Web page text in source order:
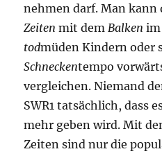
nehmen darf. Man kann
Zeiten mit dem Balken im
todmüden Kindern oder
Schneckentempo
vergleichen. Niemand
SWR1 tatsächlich, dass
mehr geben wird. Mit
Zeiten sind nur die